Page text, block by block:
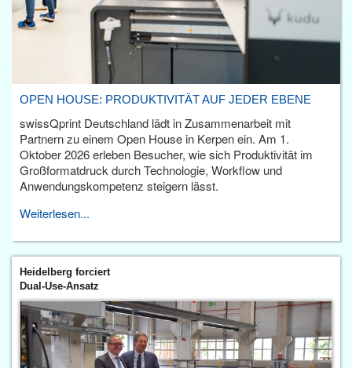
OPEN HOUSE: PRODUKTIVITÄT AUF JEDER EBENE
swissQprint Deutschland lädt in Zusammenarbeit mit
Partnern zu einem Open House in Kerpen ein. Am 1.
Oktober 2026 erleben Besucher, wie sich Produktivität im
Großformatdruck durch Technologie, Workflow und
Anwendungskompetenz steigern lässt.
Weiterlesen...
Heidelberg forciert
Dual-Use-Ansatz